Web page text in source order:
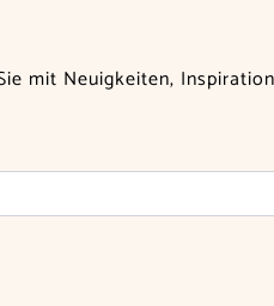
mit Neuigkeiten,